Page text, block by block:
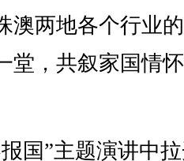
澳两地各个行业
堂，共叙家国情
”主题演讲中拉